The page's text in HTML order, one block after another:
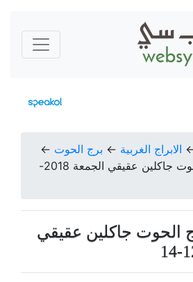
الابراج الغربية ← برج الحوت ←
حظك اليوم برج الحوت جاكلين عقيقي الجمعة 2018-
الحوت جاكلين عقيقي